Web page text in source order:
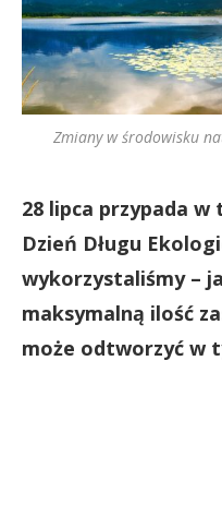
Zmiany w środowisku
28 lipca przypada
Dzień Długu
wykorzystaliśmy –
maksymalną ilość
może odtworzyć w